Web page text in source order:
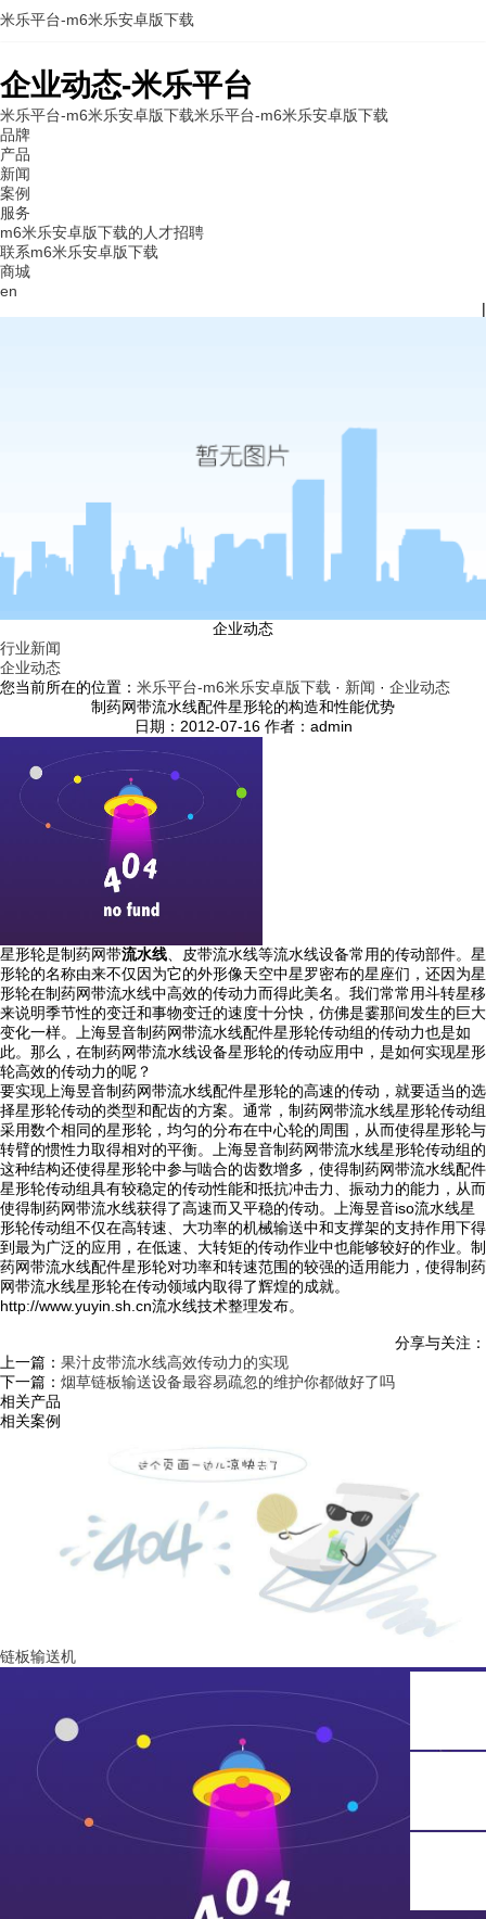
企业动态-米乐平台
米乐平台-m6米乐安卓版下载米乐平台-m6米乐安卓版下载
品牌
产品
新闻
案例
服务
m6米乐安卓版下载的人才招聘
联系m6米乐安卓版下载
商城
en
|
米乐平台-m6米乐安卓版下载
企业动态
行业新闻
企业动态
您当前所在的位置： 米乐平台-m6米乐安卓版下载 · 新闻 · 企业动态
制药网带流水线配件星形轮的构造和性能优势
日期：2012-07-16 作者：admin
星形轮是制药网带流水线、皮带流水线等流水线设备常用的传动部件。星
形轮的名称由来不仅因为它的外形像天空中星罗密布的星座们，还因为星
形轮在制药网带流水线中高效的传动力而得此美名。我们常常用斗转星移
来说明季节性的变迁和事物变迁的速度十分快，仿佛是霎那间发生的巨大
变化一样。上海昱音制药网带流水线配件星形轮传动组的传动力也是如
此。那么，在制药网带流水线设备星形轮的传动应用中，是如何实现星形
轮高效的传动力的呢？
要实现上海昱音制药网带流水线配件星形轮的高速的传动，就要适当的选
择星形轮传动的类型和配齿的方案。通常，制药网带流水线星形轮传动组
采用数个相同的星形轮，均匀的分布在中心轮的周围，从而使得星形轮与
转臂的惯性力取得相对的平衡。上海昱音制药网带流水线星形轮传动组的
这种结构还使得星形轮中参与啮合的齿数增多，使得制药网带流水线配件
星形轮传动组具有较稳定的传动性能和抵抗冲击力、振动力的能力，从而
使得制药网带流水线获得了高速而又平稳的传动。上海昱音iso流水线星
形轮传动组不仅在高转速、大功率的机械输送中和支撑架的支持作用下得
到最为广泛的应用，在低速、大转矩的传动作业中也能够较好的作业。制
药网带流水线配件星形轮对功率和转速范围的较强的适用能力，使得制药
网带流水线星形轮在传动领域内取得了辉煌的成就。
http://www.yuyin.sh.cn流水线技术整理发布。
分享与关注：
上一篇： 果汁皮带流水线高效传动力的实现
下一篇： 烟草链板输送设备最容易疏忽的维护你都做好了吗
相关产品
相关案例
链板输送机